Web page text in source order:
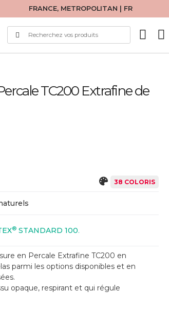
FRANCE, METROPOLITAN | FR
TC200 Extrafine de
38 COLORIS
® STANDARD 100.
en Percale Extrafine TC200 en
parmi les options disponibles et en
opaque, respirant et qui régule